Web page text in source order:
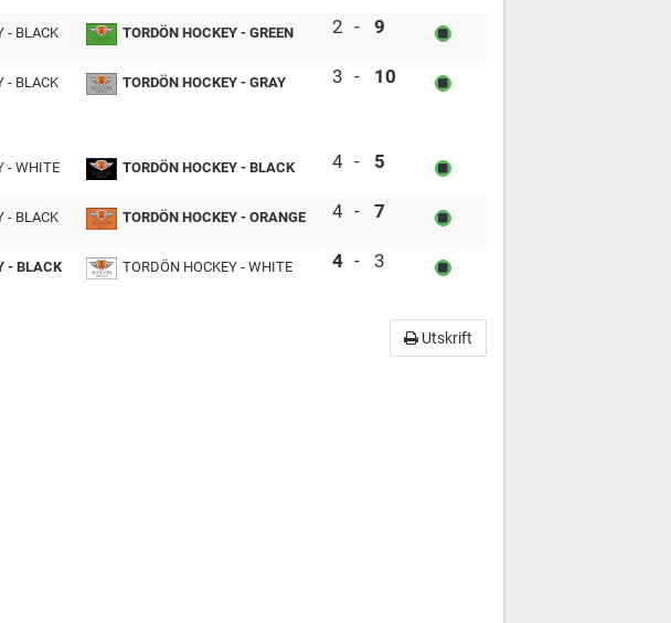
- BLACK TORDÖN HOCKEY - GREEN Tordön Hockey - Black vs Tordön Hockey -
2 - 9
- BLACK TORDÖN HOCKEY - GRAY Tordön Hockey - Black vs Tordön Hockey -
3 - 10
- WHITE TORDÖN HOCKEY - BLACK Tordön Hockey - White vs Tordön Hockey -
4 - 5
- BLACK TORDÖN HOCKEY - ORANGE Tordön Hockey - Black vs Tordön Hockey -
4 - 7
- BLACK TORDÖN HOCKEY - WHITE Tordön Hockey - Black vs Tordön Hockey -
4 - 3
Utskrift